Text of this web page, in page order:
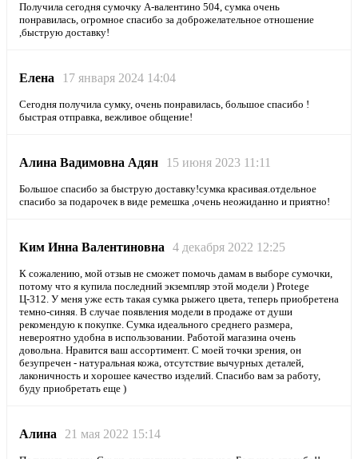
Получила сегодня сумочку А-валентино 504, сумка очень
понравилась, огромное спасибо за доброжелательное отношение
,быструю доставку!
Елена 17 января 2024 14:04
Сегодня получила сумку, очень понравилась, большое спасибо !
быстрая отправка, вежливое общение!
Алина Вадимовна Адян 15 июня 2023 11:11
Большое спасибо за быструю доставку!сумка красивая.отдельное
спасибо за подарочек в виде ремешка ,очень неожиданно и приятно!
Ким Инна Валентиновна 4 декабря 2022 12:25
К сожалению, мой отзыв не сможет помочь дамам в выборе сумочки,
потому что я купила последний экземпляр этой модели ) Protege
Ц-312. У меня уже есть такая сумка рыжего цвета, теперь приобретена
темно-синяя. В случае появления модели в продаже от души
рекомендую к покупке. Сумка идеального среднего размера,
невероятно удобна в использовании. Работой магазина очень
довольна. Нравится ваш ассортимент. С моей точки зрения, он
безупречен - натуральная кожа, отсутствие вычурных деталей,
лаконичность и хорошее качество изделий. Спасибо вам за работу,
буду приобретать еще )
Алина 21 мая 2022 15:14